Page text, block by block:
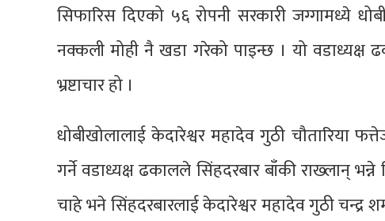
सिफारिस दिएको ५६ रोपनी सरकारी जग्गामध्ये
नक्कली मोही नै खडा गरेको पाइन्छ । यो
भ्रष्टाचार हो ।
धोबीखोलालाई केदारेश्वर महादेव गुठी चौतारिया
गर्ने वडाध्यक्ष ढकालले सिंहदरबार बाँकी राख्लान्
चाहे भने सिंहदरबारलाई केदारेश्वर महादेव गुठी चन्द्र